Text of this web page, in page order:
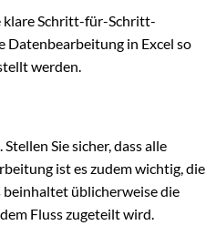
klare Schritt-für-Schritt-
Datenbearbeitung in Excel so
werden.
Sie sicher, dass alle
ist es zudem wichtig, die
beinhaltet üblicherweise die
Fluss zugeteilt wird.